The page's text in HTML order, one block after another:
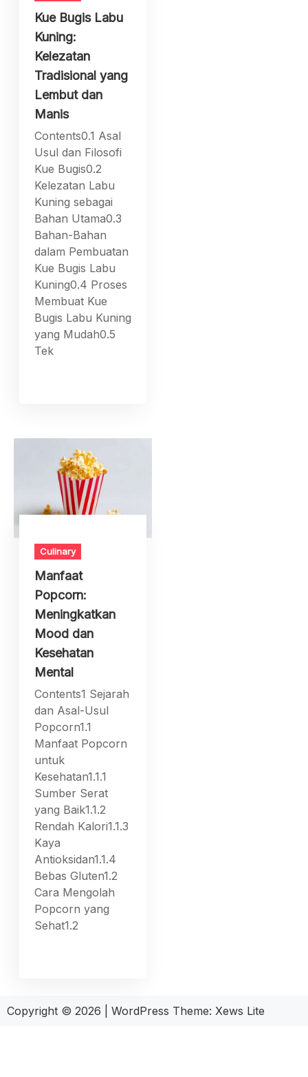
Kue Bugis Labu
Kuning:
Kelezatan
Tradisional yang
Lembut dan
Manis
Contents0.1 Asal
Usul dan Filosofi
Kue Bugis0.2
Kelezatan Labu
Kuning sebagai
Bahan Utama0.3
Bahan-Bahan
dalam Pembuatan
Kue Bugis Labu
Kuning0.4 Proses
Membuat Kue
Bugis Labu Kuning
yang Mudah0.5
Tek
Culinary
Manfaat
Popcorn:
Meningkatkan
Mood dan
Kesehatan
Mental
Contents1 Sejarah
dan Asal-Usul
Popcorn1.1
Manfaat Popcorn
untuk
Kesehatan1.1.1
Sumber Serat
yang Baik1.1.2
Rendah Kalori1.1.3
Kaya
Antioksidan1.1.4
Bebas Gluten1.2
Cara Mengolah
Popcorn yang
Sehat1.2
Copyright © 2026 WordPress Theme: Xews Lite